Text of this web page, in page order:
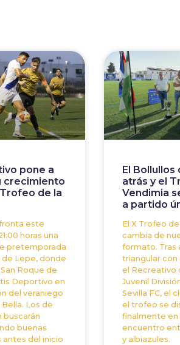
pone a
crecimiento
de la
este
horas una
pretemporada
de Lepe, donde
Roque de
Deportivo en
del veraniego
Los de
buscarán
buenas
antes del inicio
El Bollullos
atrás y el
Vendimia
a partido
El X Trofeo
cambia de
formato. Tras
triangular con
el Recreativo
Juvenil
Sevilla FC, el
el trofeo se
finalmente en
encuentro
y albiazules.